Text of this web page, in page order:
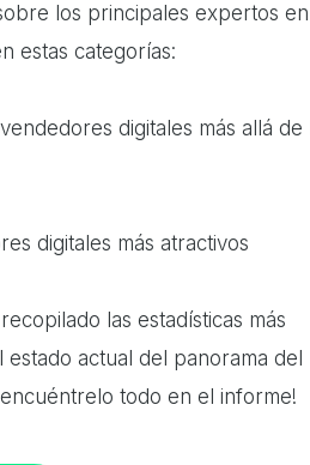
los principales expertos en
estas categorías:
digitales más allá de
digitales más atractivos
las estadísticas más
actual del panorama del
todo en el informe!